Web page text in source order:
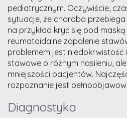
pediatrycznym. Oczywiście,
sytuacje, że choroba
na przykład kryć się pod
reumatoidalne zapalenie
problemem jest niedokrwistość
stawowe o różnym nasileniu,
mniejszości pacjentów.
rozpoznanie jest
Diagnostyka